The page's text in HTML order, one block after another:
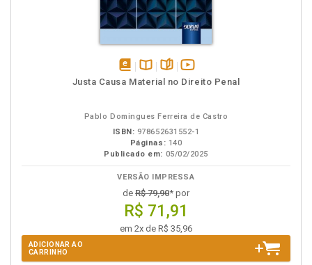
disponívelDisponível
páginasvídeo
Justa Causa Material no Direito Penal
Pablo Domingues Ferreira de Castro
ISBN: 978652631552-1
Páginas: 140
Publicado em: 05/02/2025
VERSÃO IMPRESSA
de R$ 79,90* por
R$ 71,91
em 2x de R$ 35,96
ADICIONAR AO
CARRINHO